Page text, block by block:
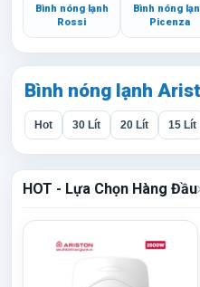
Bình nóng lạnh
Rossi
Bình nóng
Picenza
Bình nóng lạnh
Hot 30 Lít 20 Lít 15 Lít
HOT - Lựa Chọn Hàng Đầu